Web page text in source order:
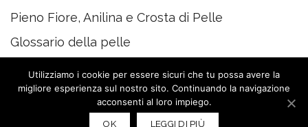
Pieno Fiore, Anilina e Crosta di Pelle
Glossario della pelle
© 2020 PRIMAPELLE
Utilizziamo i cookie per essere sicuri che tu possa avere la
migliore esperienza sul nostro sito. Continuando la navigazione
acconsenti al loro impiego.
OK LEGGI DI PIÙ